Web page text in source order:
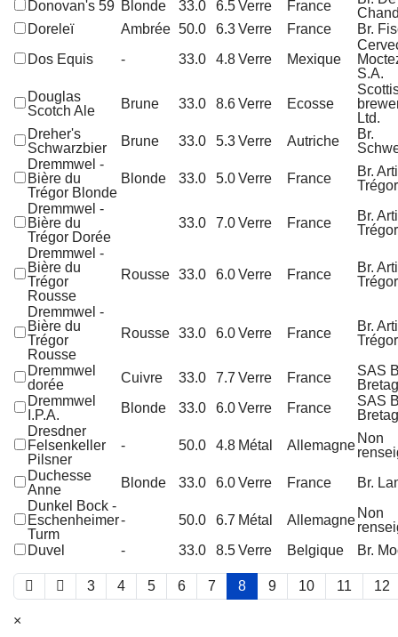
Donovan's 59 Blonde 33.0 6.5Verre France
Doreleï
Ambrée 50.0 6.3Verre France
Br.
Dos Equis
- 33.0 4.8Verre Mexique
S.A.
Douglas
Scotch Ale
Brune 33.0 8.6Verre Ecosse
Ltd.
Dreher's
Schwarzbier
Brune 33.0 5.3Verre Autriche
Br.
Dremmwel -
Bière du
Trégor Blonde
Blonde 33.0 5.0Verre France
Br.
Trégor
Dremmwel -
Bière du
Trégor Dorée
33.0 7.0Verre France
Br.
Trégor
Dremmwel -
Bière du
Trégor
Rousse
Rousse 33.0 6.0Verre France
Br.
Trégor
Dremmwel -
Bière du
Trégor
Rousse
Rousse 33.0 6.0Verre France
Br.
Trégor
Dremmwel
dorée
Cuivre 33.0 7.7 Verre France
SAS
Dremmwel
I.P.A.
Blonde 33.0 6.0Verre France
SAS
Dresdner
Felsenkeller
Pilsner
- 50.0 4.8 Métal Allemagne Non
Duchesse
Anne
Blonde 33.0 6.0Verre France
Br.
Dunkel Bock -
Eschenheimer
Turm
- 50.0 6.7 Métal Allemagne Non
Duvel
- 33.0 8.5Verre Belgique Br.
3 4 5 6 7 8 9 10 11 12
×